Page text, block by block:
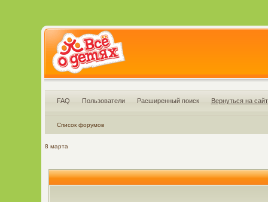
FAQ Пользователи Расширенный поиск Вернуться на сайт
Список форумов
8 марта